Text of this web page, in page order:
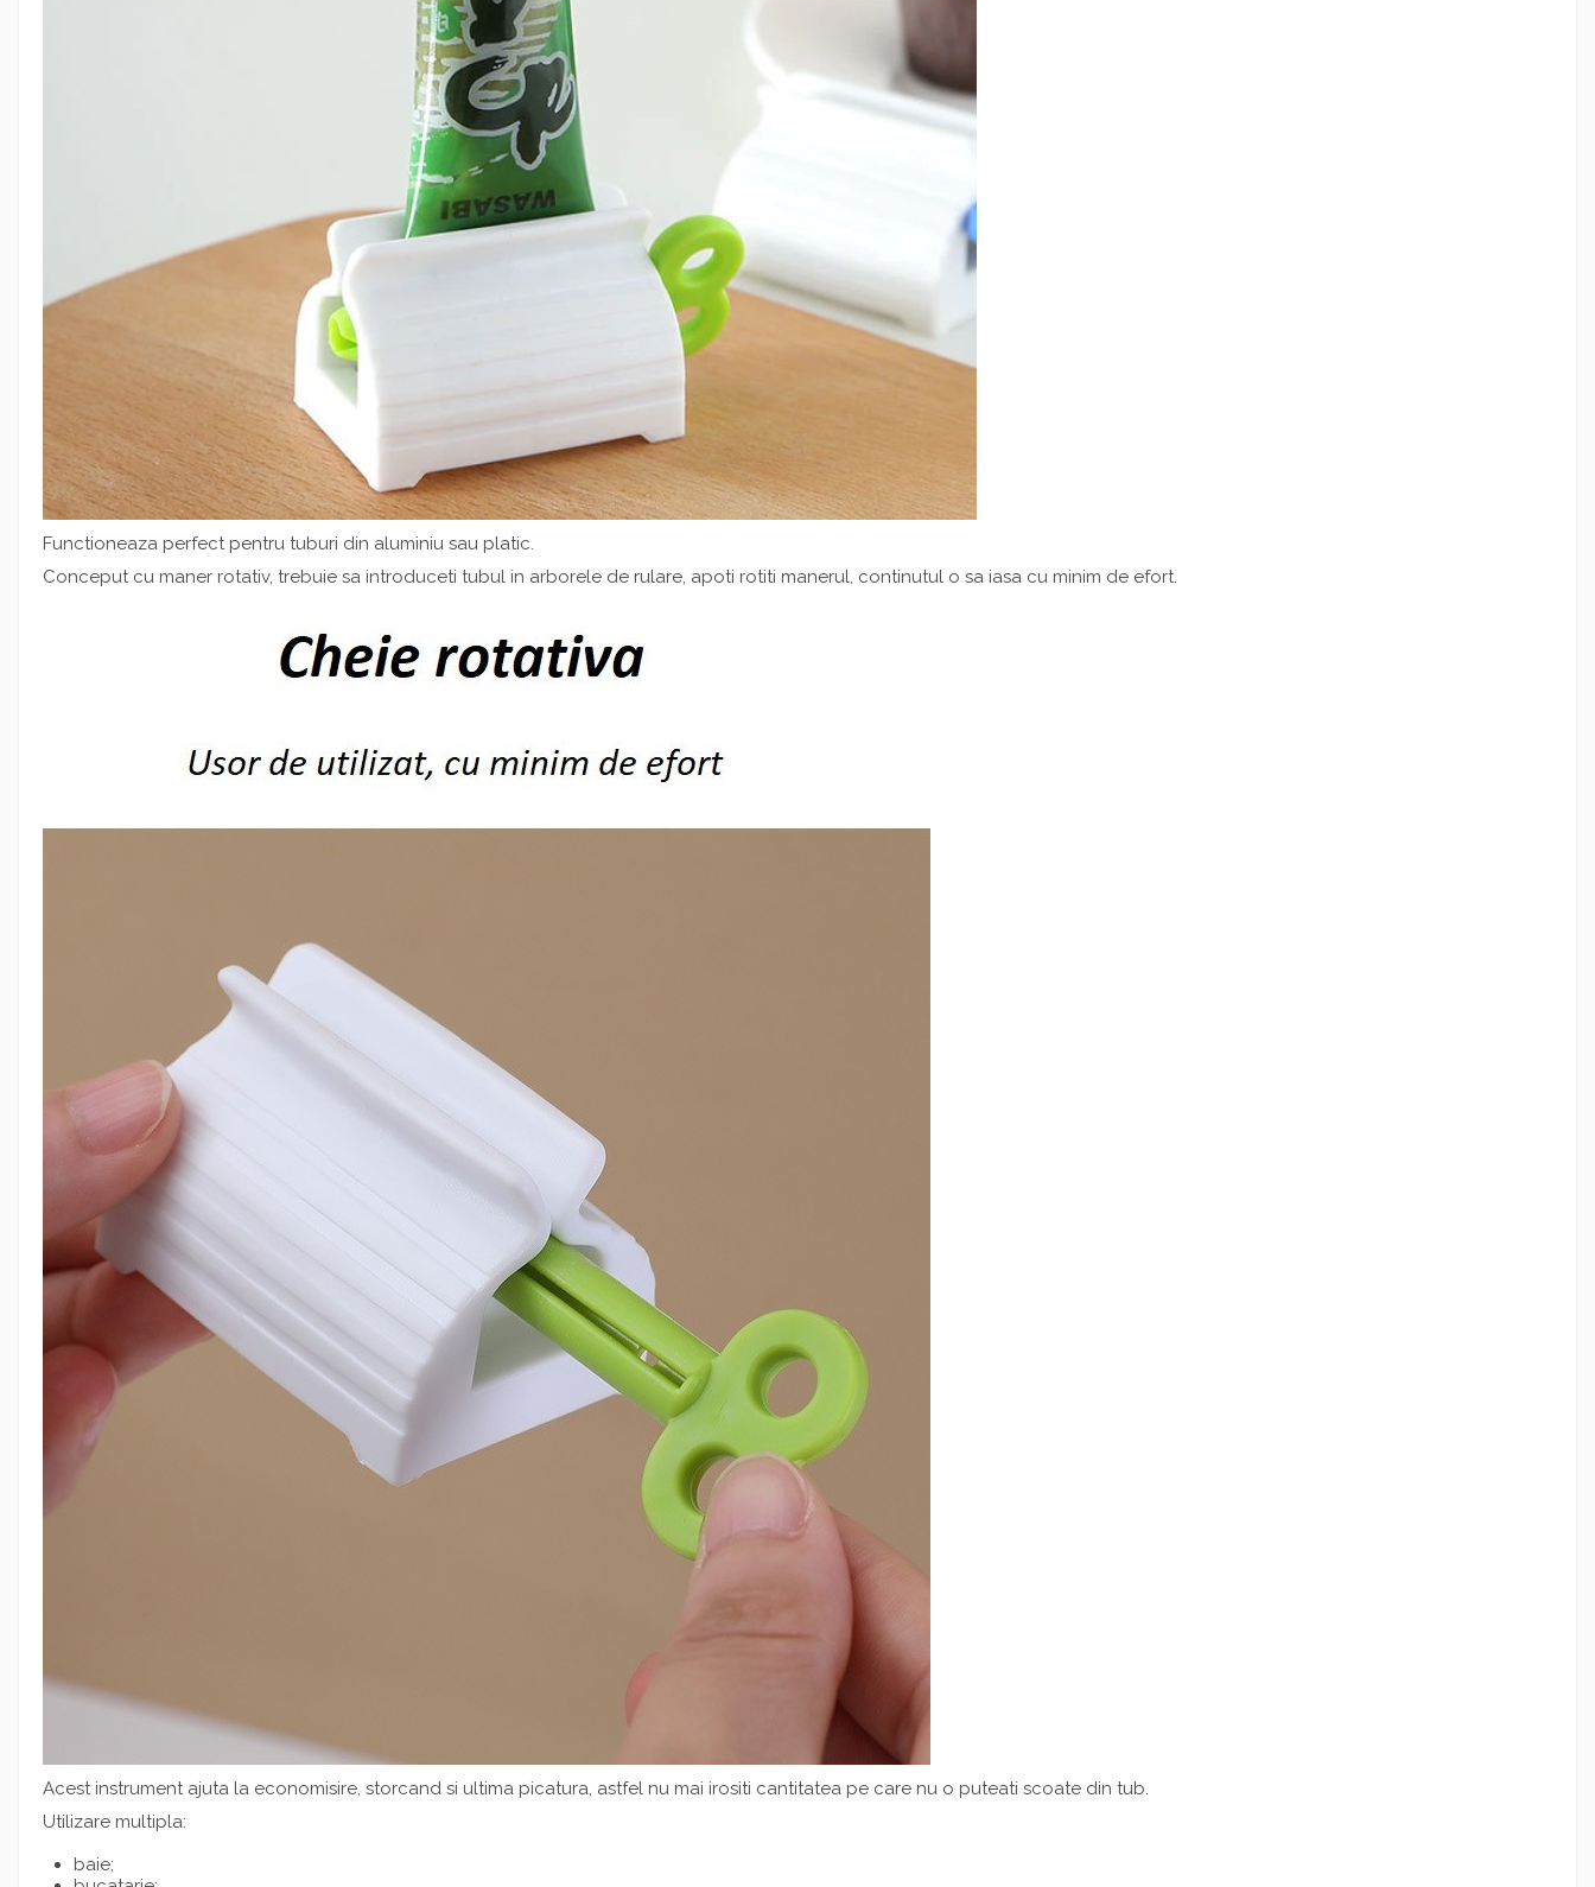
Functioneaza perfect pentru tuburi din aluminiu sau platic.
Conceput cu maner rotativ, trebuie sa introduceti tubul in arborele de rulare, apoti rotiti manerul, continutul o sa iasa cu minim de efort.
Acest instrument ajuta la economisire, storcand si ultima picatura, astfel nu mai irositi cantitatea pe care nu o puteati scoate din tub.
Utilizare multipla:
baie;